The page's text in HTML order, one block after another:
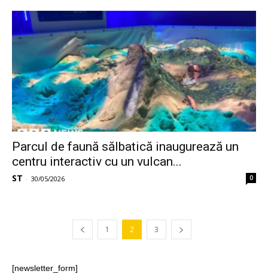
Parcul de faună sălbatică inaugurează un
centru interactiv cu un vulcan...
ST - 30/05/2026 0
1 2 3
[newsletter_form]